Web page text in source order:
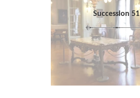
Succession 51